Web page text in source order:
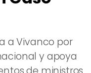
a Vivanco por
y apoya